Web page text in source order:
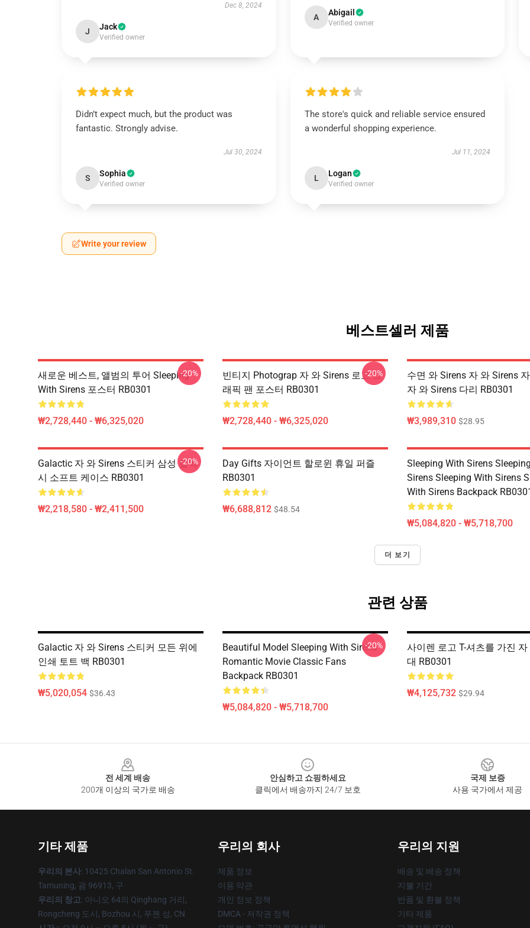
Dec 8, 2024
J Jack
Verified owner
A Abigail
Verified owner
Didn’t expect much, but the product was
fantastic. Strongly advise.
Jul 30, 2024
S Sophia
Verified owner
The store's quick and reliable service ensured
a wonderful shopping experience.
Jul 11, 2024
L Logan
Verified owner
Write your review
베스트셀러 제품
새로운 베스트, 앨범의 투어 Sleeping
With Sirens 포스터 RB0301
₩2,728,440 - ₩6,325,020
-20%
빈티지 Photograp 자 와 Sirens 로고 그
래픽 팬 포스터 RB0301
₩2,728,440 - ₩6,325,020
-20%
수면 와 Sirens 자 와 Sirens
자 와 Sirens 다리 RB0301
₩3,989,310 $28.95
Galactic 자 와 Sirens 스티커 삼성 갤럭
시 소프트 케이스 RB0301
₩2,218,580 - ₩2,411,500
-20%
Day Gifts 자이언트 할로윈 휴일 퍼즐
RB0301
₩6,688,812 $48.54
Sleeping With Sirens
Sirens Sleeping With Sirens
With Sirens Backpack
₩5,084,820 - ₩5,718,700
더 보기
관련 상품
Galactic 자 와 Sirens 스티커 모든 위에
인쇄 토트 백 RB0301
₩5,020,054 $36.43
Beautiful Model Sleeping With Sirens
Romantic Movie Classic Fans
Backpack RB0301
₩5,084,820 - ₩5,718,700
-20%
사이렌 로고 T-셔츠를 가진
대 RB0301
₩4,125,732 $29.94
전 세계 배송
200개 이상의 국가로 배송
안심하고 쇼핑하세요
클릭에서 배송까지 24/7 보호
국제 보증
사용 국가에서 제공
기타 제품
우리의 본사: 10425 Chalan San Antonio St.
Tamuning, 괌 96913, 구
우리의 창고: 아니오 64의 Qinghang 거리,
Rongcheng 도시, Bozhou 시, 푸젠 성, CN
우리의 회사
제품 정보
이용 약관
개인 정보 정책
DMCA - 저작권 정책
우리의 지원
배송 및 배송 정책
지불 기간
반품 및 환불 정책
기타 제품